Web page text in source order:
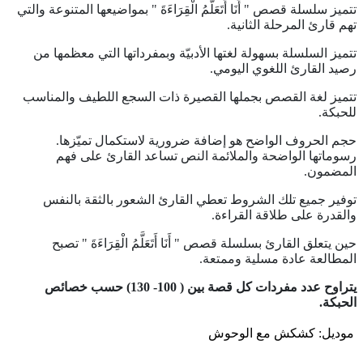
تتميز سلسلة قصص " أَنَا أَتَعَلَّمُ الْقِرَاءَةَ " بمواضيعها المتنوعة والتي
تهم قارئ المرحلة الثانية.
تتميز السلسلة بسهولة لغتها الأدبيّة وبمفرداتها التي معظمها من
رصيد القارئ اللغوي اليومي.
تتميز لغة القصص بجملها القصيرة ذات السجع اللطيف والمناسب
للحبكة.
حجم الحروف الواضح هو إضافة ضرورية لاستكمال تميّزها.
رسوماتها الواضحة والملائمة النص تساعد القارئ على فهم
المضمون.
توفير جميع تلك الشروط تعطي القارئ الشعور بالثقة بالنفس
والقدرة على طلاقة القراءة.
حين يتعلق القارئ بسلسلة قصص " أَنَا أَتَعَلَّمُ الْقِرَاءَةَ " تصبح
المطالعة عادة مسلية وممتعة.
يتراوح عدد مفردات كل قصة بين ( 100- 130) حسب خصائص
الحبكة.
موديل: كشكش مع الوحوش